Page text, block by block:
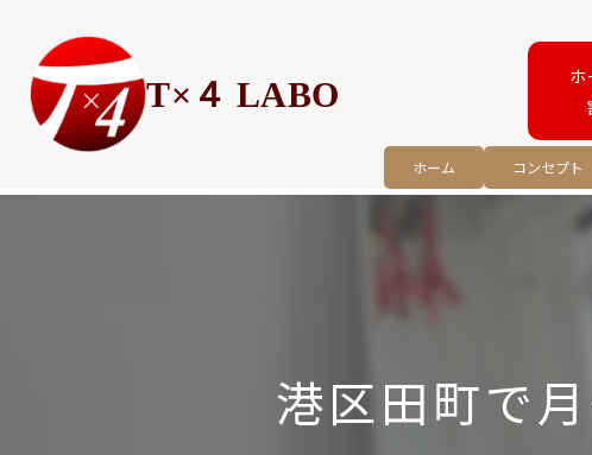
T×４ LABO
ホ
ホーム コンセプト
港区田町で